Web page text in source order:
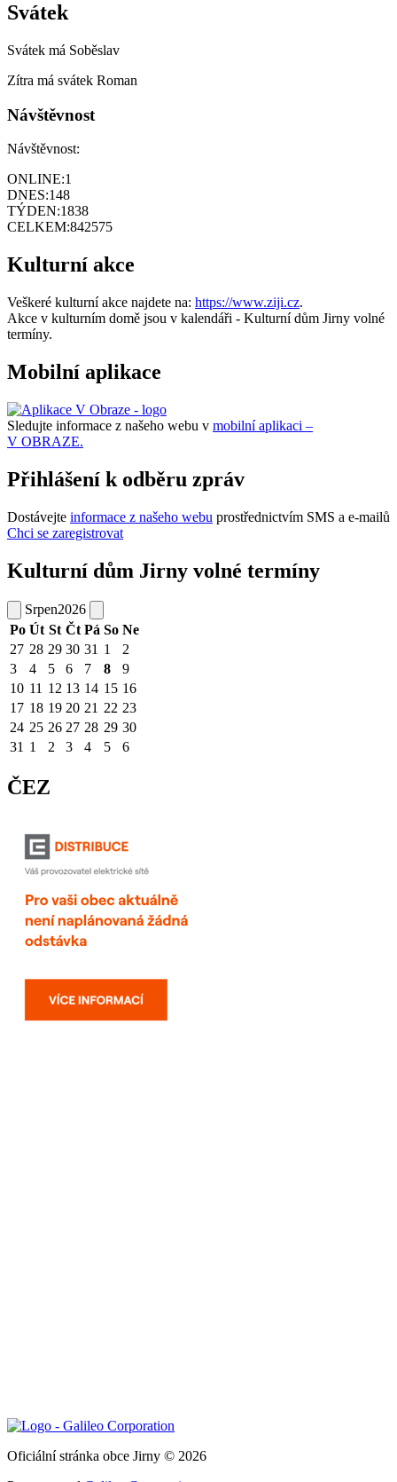
Svátek
Svátek má Soběslav
Zítra má svátek Roman
Návštěvnost
Návštěvnost:
ONLINE:1
DNES:148
TÝDEN:1838
CELKEM:842575
Kulturní akce
Veškeré kulturní akce najdete na: https://www.ziji.cz.
Akce v kulturním domě jsou v kalendáři - Kulturní dům Jirny volné
termíny.
Mobilní aplikace
Sledujte informace z našeho webu v mobilní aplikaci –
V OBRAZE.
Přihlášení k odběru zpráv
Dostávejte informace z našeho webu prostřednictvím SMS a e-mailů
Chci se zaregistrovat
Kulturní dům Jirny volné termíny
Srpen2026
Po Út St Čt Pá So Ne
27 28 29 30 31 1
2
3
4 5 6 7 8
9
10 11 12 13 14 15 16
17 18 19 20 21 22 23
24 25 26 27 28 29 30
31 1 2 3 4 5 6
ČEZ
Oficiální stránka obce Jirny © 2026